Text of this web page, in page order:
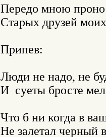
Передо мною
Старых друзей
Припев:
Люди не надо, не
И  суеты бросте
Что б ни когда в
Не залетал черный